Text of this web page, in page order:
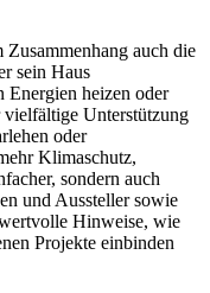
Zusammenhang auch die
sein Haus
Energien heizen oder
vielfältige Unterstützung
oder
Klimaschutz,
sondern auch
und Aussteller sowie
Hinweise, wie
Projekte einbinden